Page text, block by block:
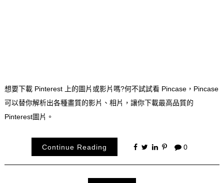
想要下載 Pinterest 上的圖片或影片嗎?何不試試看 Pincase，Pincase
可以替你解析出各種畫質的影片、相片，讓你下載最高品質的
Pinterest圖片。
Continue Reading 0